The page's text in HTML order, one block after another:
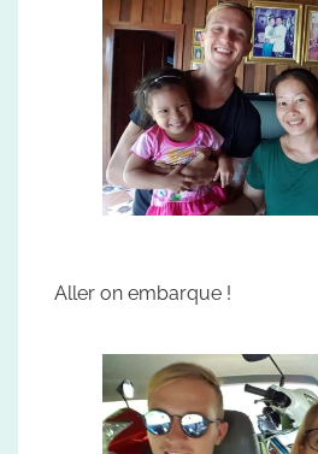
Aller on embarque !